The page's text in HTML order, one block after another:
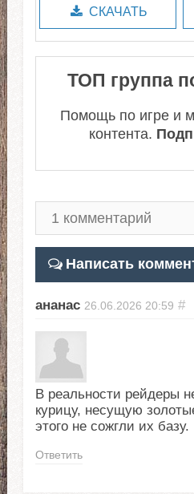
СКАЧАТЬ
ТОП группа
Помощь по игре и
контента.
Написать
ананас 26.06.2026 20:59 #
В реальности рейдеры
курицу, несущую
этого не сожгли их базу.
Ответить